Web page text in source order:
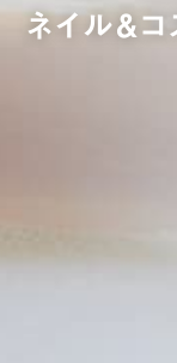
ネイル&コ